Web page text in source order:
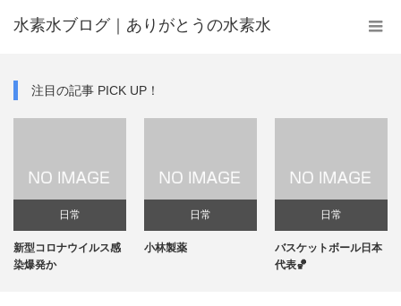
水素水ブログ｜ありがとうの水素水
注目の記事 PICK UP！
日常
新型コロナウイルス感
染爆発か
日常
小林製薬
日常
バスケットボール日本
代表🏀